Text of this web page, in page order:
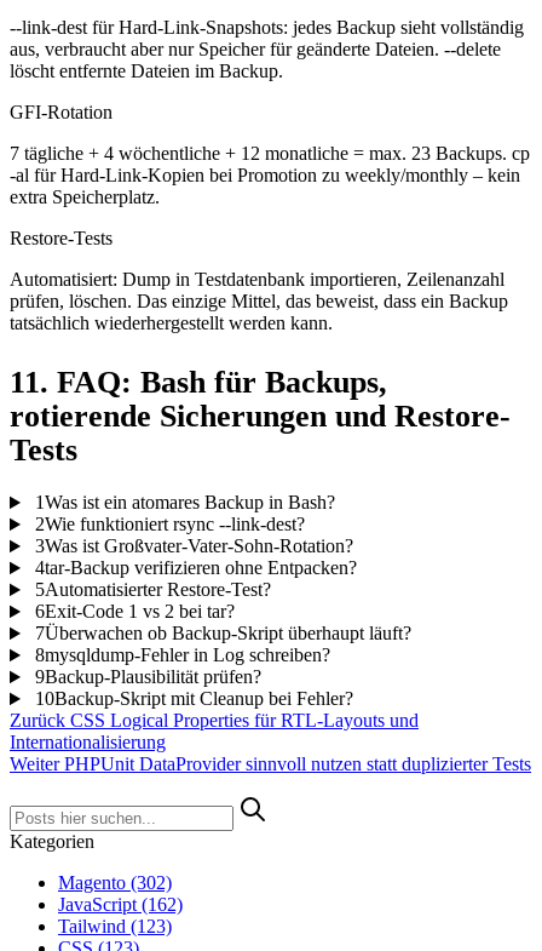
--link-dest für Hard-Link-Snapshots: jedes Backup sieht vollständig
aus, verbraucht aber nur Speicher für geänderte Dateien. --delete
löscht entfernte Dateien im Backup.
GFI-Rotation
7 tägliche + 4 wöchentliche + 12 monatliche = max. 23 Backups. cp
-al für Hard-Link-Kopien bei Promotion zu weekly/monthly – kein
extra Speicherplatz.
Restore-Tests
Automatisiert: Dump in Testdatenbank importieren, Zeilenanzahl
prüfen, löschen. Das einzige Mittel, das beweist, dass ein Backup
tatsächlich wiederhergestellt werden kann.
11. FAQ: Bash für Backups,
rotierende Sicherungen und Restore-
Tests
1Was ist ein atomares Backup in Bash?
2Wie funktioniert rsync --link-dest?
3Was ist Großvater-Vater-Sohn-Rotation?
4tar-Backup verifizieren ohne Entpacken?
5Automatisierter Restore-Test?
6Exit-Code 1 vs 2 bei tar?
7Überwachen ob Backup-Skript überhaupt läuft?
8mysqldump-Fehler in Log schreiben?
9Backup-Plausibilität prüfen?
10Backup-Skript mit Cleanup bei Fehler?
Zurück CSS Logical Properties für RTL-Layouts und
Internationalisierung
Weiter PHPUnit DataProvider sinnvoll nutzen statt duplizierter Tests
Kategorien
Magento (302)
JavaScript (162)
Tailwind (123)